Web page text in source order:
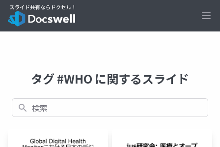
タグ #WHO に関するスライド
検索